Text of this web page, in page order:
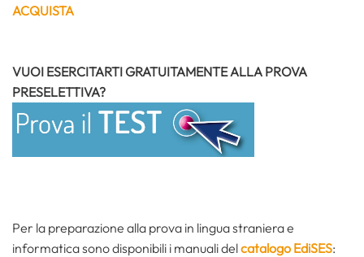
ACQUISTA
VUOI ESERCITARTI GRATUITAMENTE ALLA PROVA
PRESELETTIVA?
Per la preparazione alla prova in lingua straniera e
informatica sono disponibili i manuali delcatalogo EdiSES: